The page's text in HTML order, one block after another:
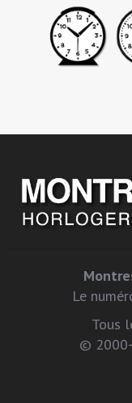
Le
Tous
©